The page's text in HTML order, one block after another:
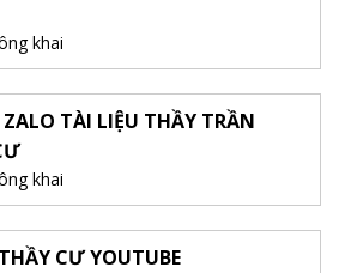
khai
TÀI LIỆU THẦY TRẦN
khai
CƯ YOUTUBE